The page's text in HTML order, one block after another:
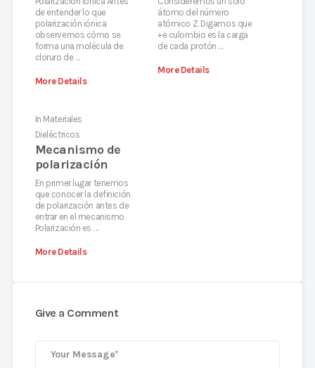
de entender lo que
polarización iónica
observemos cómo se
forma una molécula de
cloruro de …
More Details
átomo del número
atómico Z. Digamos que
+e culombio es la carga
de cada protón …
More Details
In Materiales
Dieléctricos
Mecanismo de
polarización
En primer lugar tenemos
que conocer la definición
de polarización antes de
entrar en el mecanismo.
Polarización es …
More Details
Give a Comment